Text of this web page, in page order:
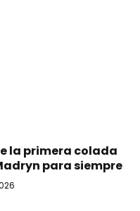
la primera colada
para siempre